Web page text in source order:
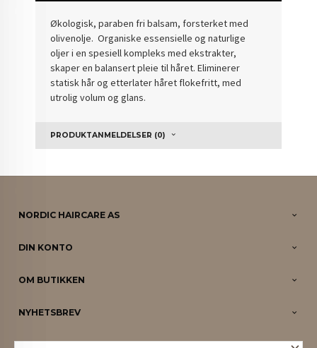
Økologisk, paraben fri balsam, forsterket med
olivenolje. Organiske essensielle og naturlige
oljer i en spesiell kompleks med ekstrakter,
skaper en balansert pleie til håret. Eliminerer
statisk hår og etterlater håret flokefritt, med
utrolig volum og glans.
PRODUKTANMELDELSER (0)
NORDIC HAIRCARE AS
DIN KONTO
OM BUTIKKEN
NYHETSBREV
PARTNERE